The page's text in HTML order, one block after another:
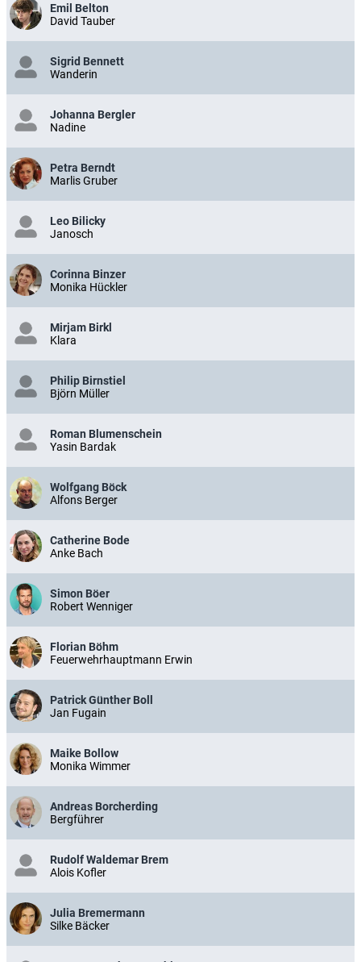
Emil Belton
David Tauber
Sigrid Bennett
Wanderin
Johanna Bergler
Nadine
Petra Berndt
Marlis Gruber
Leo Bilicky
Janosch
Corinna Binzer
Monika Hückler
Mirjam Birkl
Klara
Philip Birnstiel
Björn Müller
Roman Blumenschein
Yasin Bardak
Wolfgang Böck
Alfons Berger
Catherine Bode
Anke Bach
Simon Böer
Robert Wenniger
Florian Böhm
Feuerwehrhauptmann Erwin
Patrick Günther Boll
Jan Fugain
Maike Bollow
Monika Wimmer
Andreas Borcherding
Bergführer
Rudolf Waldemar Brem
Alois Kofler
Julia Bremermann
Silke Bäcker